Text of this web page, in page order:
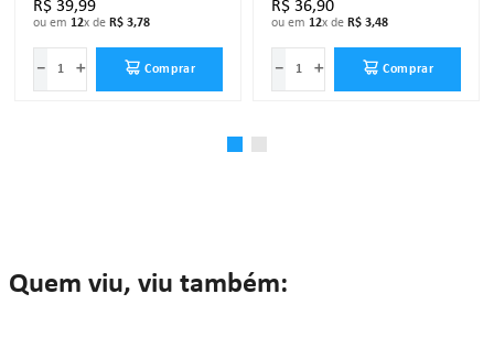
R$ 39,99
ou em 12x de R$ 3,78
＋
－ Comprar
R$ 36,90
ou em 12x de R$ 3,48
＋
－ Comprar
Quem viu, viu também: